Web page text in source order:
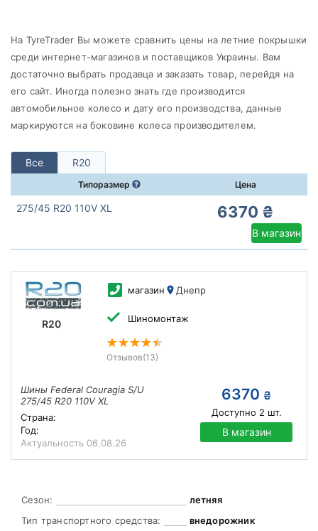
На TyreTrader Вы можете сравнить цены на летние покрышки
среди интернет-магазинов и поставщиков Украины. Вам
достаточно выбрать продавца и заказать товар, перейдя на
его сайт. Иногда полезно знать где производится
автомобильное колесо и дату его производства, данные
маркируются на боковине колеса производителем.
Все R20
Типоразмер Цена
275/45 R20 110V XL 6370 ₴
В магазин
R20
магазин Днепр
Шиномонтаж
Отзывов(13)
Шины Federal Couragia S/U
275/45 R20 110V XL
Страна:
Год:
Актуальность 06.08.26
6370 ₴
Доступно 2 шт.
В магазин
Сезон:
летняя
Тип транспортного средства:
внедорожник
Federal
Все бренды
Тип транспортного средства
Усиленная шина
Сбросить Подобрать